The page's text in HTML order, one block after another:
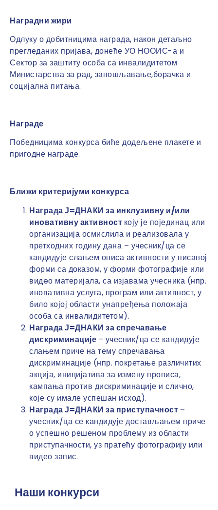
Наградни жири
Одлуку о добитницима награда, након детаљно
прегледаних пријава, донеће УО НООИС-а и
Сектор за заштиту особа са инвалидитетом
Министарства за рад, запошљавање,борачка и
социјална питања.
Награде
Победницима конкурса биће додељене плакете и
пригодне награде.
Ближи критеријуми конкурса
Награда Ј=ДНАКИ за инклузивну и/или
иновативну активност коју је појединац или
организација осмислила и реализовала у
претходних годину дана – учесник/ца се
кандидује слањем описа активности у писаној
форми са доказом, у форми фотографије или
видeо материјала, са изјавама учесника (нпр.
иновативна услуга, програм или активност, у
било којој области унапређења положаја
особа са инвалидитетом).
Награда Ј=ДНАКИ за спречавање
дискриминације – учесник/ца се кандидује
слањем приче на тему спречавања
дискриминације (нпр. покретање различитих
акција, иницијатива за измену прописа,
кампања против дискриминације и слично,
које су имале успешан исход).
Награда Ј=ДНАКИ за приступачност –
учесник/ца се кандидује достављањем приче
о успешно решеном проблему из области
приступачности, уз пратећу фотографију или
видео запис.
Наши конкурси